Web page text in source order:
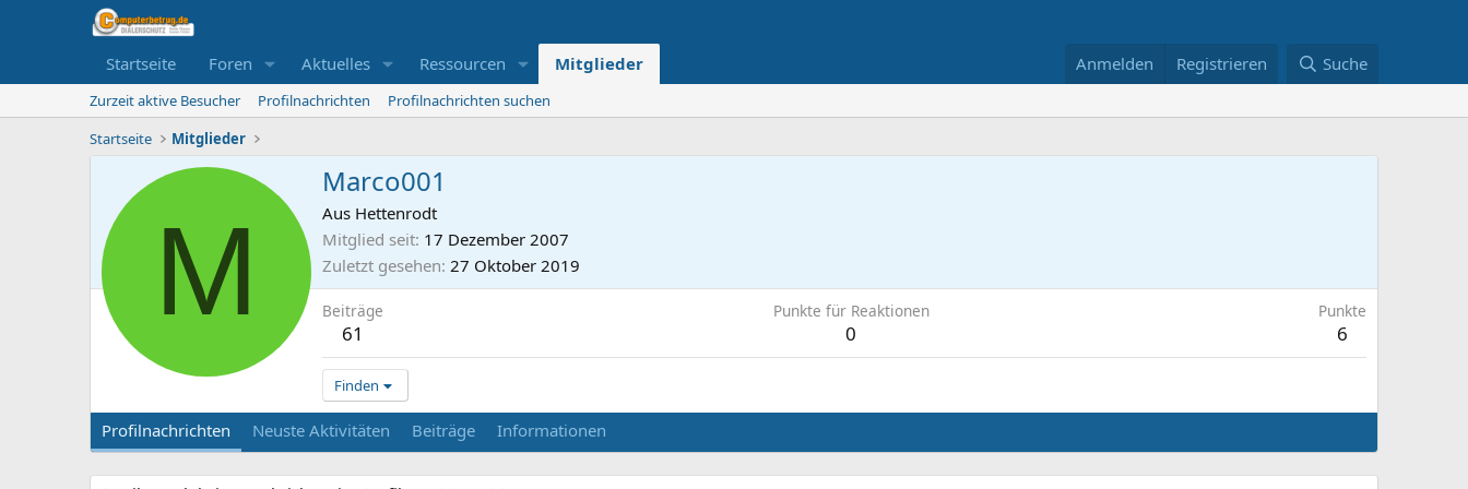
Startseite Foren Aktuelles Ressourcen Mitglieder Anmelden Registrieren Suche
Zurzeit aktive Besucher Profilnachrichten
Profilnachrichten suchen
Startseite
Mitglieder
M
Marco001
Aus Hettenrodt
Mitglied seit 17 Dezember 2007
Zuletzt gesehen 27 Oktober 2019
Beiträge
61
Punkte für Reaktionen
0
Punkte
6
Finden
Profilnachrichten Neuste Aktivitäten Beiträge Informationen